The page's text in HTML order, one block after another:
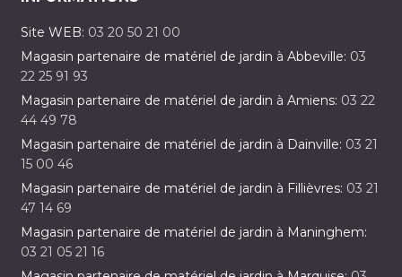
Site WEB: 03 20 50 21 00
Magasin partenaire de matériel de jardin à Abbeville: 03
22 25 91 93
Magasin partenaire de matériel de jardin à Amiens: 03 22
44 49 78
Magasin partenaire de matériel de jardin à Dainville: 03 21
15 00 46
Magasin partenaire de matériel de jardin à Fillièvres: 03 21
47 14 69
Magasin partenaire de matériel de jardin à Maninghem:
03 21 05 21 16